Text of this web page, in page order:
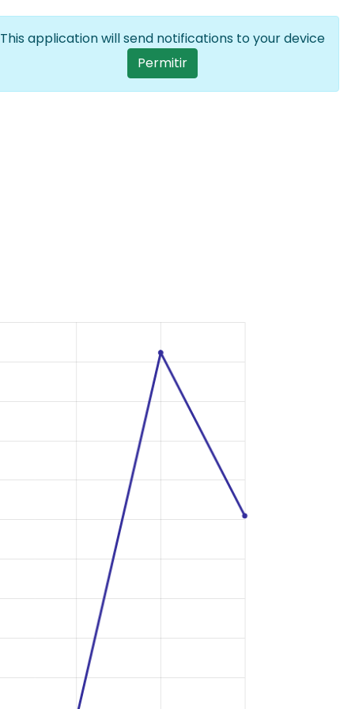
User account menu
Iniciar sesión ES Lista
This application will send notifications to your device
Permitir